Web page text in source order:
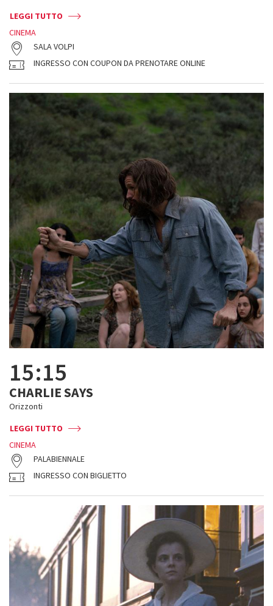
LEGGI TUTTO
CINEMA
SALA VOLPI
INGRESSO CON COUPON DA PRENOTARE ONLINE
15:15
CHARLIE SAYS
Orizzonti
LEGGI TUTTO
CINEMA
PALABIENNALE
INGRESSO CON BIGLIETTO